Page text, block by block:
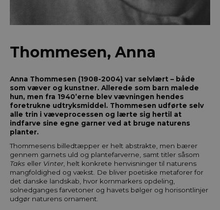
Thommesen, Anna
Anna Thommesen (1908-2004) var selvlært – både
som væver og kunstner. Allerede som barn malede
hun, men fra 1940’erne blev vævningen hendes
foretrukne udtryksmiddel. Thommesen udførte selv
alle trin i væveprocessen og lærte sig hertil at
indfarve sine egne garner ved at bruge naturens
planter.
Thommesens billedtæpper er helt abstrakte, men bærer
gennem garnets uld og plantefarverne, samt titler såsom
Taks eller Vinter, helt konkrete henvisninger til naturens
mangfoldighed og vækst. De bliver poetiske metaforer for
det danske landskab, hvor kornmarkers opdeling,
solnedganges farvetoner og havets bølger og horisontlinjer
udgør naturens ornament.